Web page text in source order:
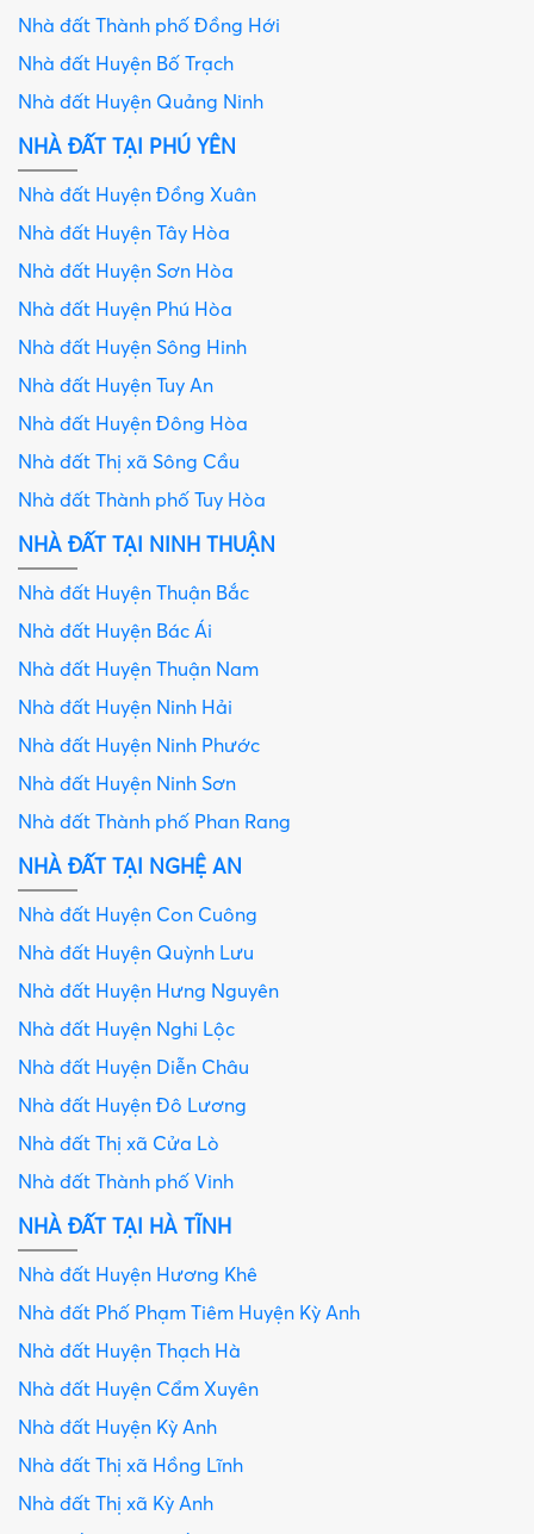
Nhà đất Thành phố Đồng Hới
Nhà đất Huyện Bố Trạch
Nhà đất Huyện Quảng Ninh
NHÀ ĐẤT TẠI PHÚ YÊN
Nhà đất Huyện Đồng Xuân
Nhà đất Huyện Tây Hòa
Nhà đất Huyện Sơn Hòa
Nhà đất Huyện Phú Hòa
Nhà đất Huyện Sông Hinh
Nhà đất Huyện Tuy An
Nhà đất Huyện Đông Hòa
Nhà đất Thị xã Sông Cầu
Nhà đất Thành phố Tuy Hòa
NHÀ ĐẤT TẠI NINH THUẬN
Nhà đất Huyện Thuận Bắc
Nhà đất Huyện Bác Ái
Nhà đất Huyện Thuận Nam
Nhà đất Huyện Ninh Hải
Nhà đất Huyện Ninh Phước
Nhà đất Huyện Ninh Sơn
Nhà đất Thành phố Phan Rang
NHÀ ĐẤT TẠI NGHỆ AN
Nhà đất Huyện Con Cuông
Nhà đất Huyện Quỳnh Lưu
Nhà đất Huyện Hưng Nguyên
Nhà đất Huyện Nghi Lộc
Nhà đất Huyện Diễn Châu
Nhà đất Huyện Đô Lương
Nhà đất Thị xã Cửa Lò
Nhà đất Thành phố Vinh
NHÀ ĐẤT TẠI HÀ TĨNH
Nhà đất Huyện Hương Khê
Nhà đất Phố Phạm Tiêm Huyện Kỳ Anh
Nhà đất Huyện Thạch Hà
Nhà đất Huyện Cẩm Xuyên
Nhà đất Huyện Kỳ Anh
Nhà đất Thị xã Hồng Lĩnh
Nhà đất Thị xã Kỳ Anh